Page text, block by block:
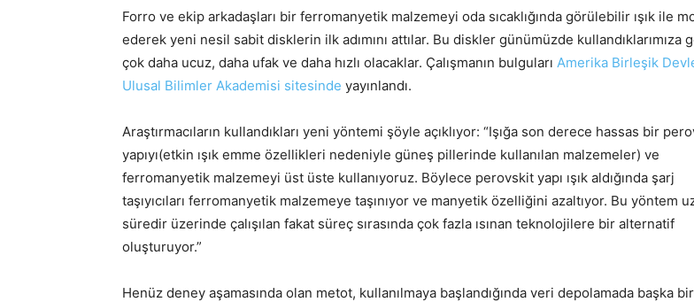
Forro ve ekip arkadaşları bir ferromanyetik malzemeyi oda sıcaklığında görülebilir ışık ile
ederek yeni nesil sabit disklerin ilk adımını attılar. Bu diskler günümüzde kullandıklarımıza
çok daha ucuz, daha ufak ve daha hızlı olacaklar. Çalışmanın bulguları Amerika Birleşik
Ulusal Bilimler Akademisi sitesinde yayınlandı.
Araştırmacıların kullandıkları yeni yöntemi şöyle açıklıyor: “Işığa son derece hassas bir
yapıyı(etkin ışık emme özellikleri nedeniyle güneş pillerinde kullanılan malzemeler) ve
ferromanyetik malzemeyi üst üste kullanıyoruz. Böylece perovskit yapı ışık aldığında şarj
taşıyıcıları ferromanyetik malzemeye taşınıyor ve manyetik özelliğini azaltıyor. Bu yöntem
süredir üzerinde çalışılan fakat süreç sırasında çok fazla ısınan teknolojilere bir alternatif
oluşturuyor.”
Henüz deney aşamasında olan metot, kullanılmaya başlandığında veri depolamada başka